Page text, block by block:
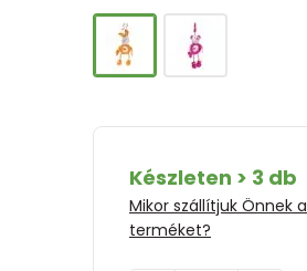
Készleten > 3 db
Mikor szállítjuk Önnek a
terméket?